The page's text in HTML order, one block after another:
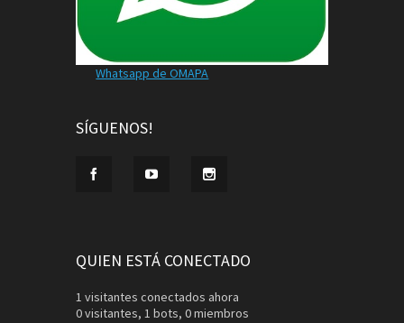
Whatsapp de OMAPA
SÍGUENOS!
QUIEN ESTÁ CONECTADO
1 visitantes conectados ahora
0 visitantes, 1 bots, 0 miembros